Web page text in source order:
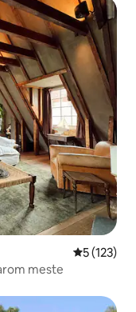
Priemerné
5 (123)
meste